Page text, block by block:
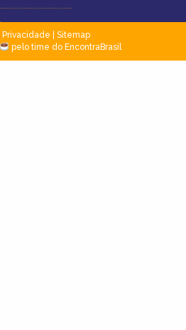
Privacidade
Sitemap
pelo time do EncontraBrasil